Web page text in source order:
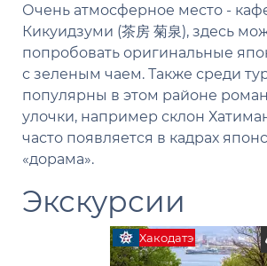
Очень атмосферное место -
Кикуидзуми (茶房 菊泉), здесь
попробовать оригинальные
с зеленым чаем. Также среди
популярны в этом районе
улочки, например склон
часто появляется в кадрах
«дорама».
Экскурсии
Хакодатэ